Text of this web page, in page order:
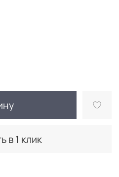
в 1 клик